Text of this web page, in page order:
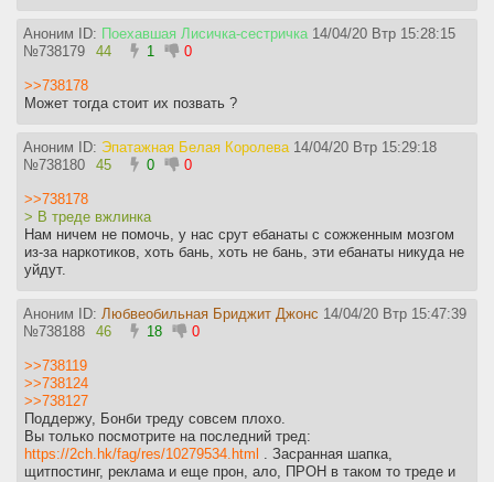
Аноним ID: Поехавшая Лисичка-сестричка 14/04/20 Втр 15:28:15
№738179 44 1 0
>>738178
Может тогда стоит их позвать ?
Аноним ID: Эпатажная Белая Королева 14/04/20 Втр 15:29:18
№738180 45 0 0
>>738178
> В треде вжлинка
Нам ничем не помочь, у нас срут ебанаты с сожженным мозгом
из-за наркотиков, хоть бань, хоть не бань, эти ебанаты никуда не
уйдут.
Аноним ID: Любвеобильная Бриджит Джонс 14/04/20 Втр 15:47:39
№738188 46 18 0
>>738119
>>738124
>>738127
Поддержу, Бонби треду совсем плохо.
Вы только посмотрите на последний тред:
https://2ch.hk/fag/res/10279534.html . Засранная шапка,
щитпостинг, реклама и еще прон, ало, ПРОН в таком то треде и